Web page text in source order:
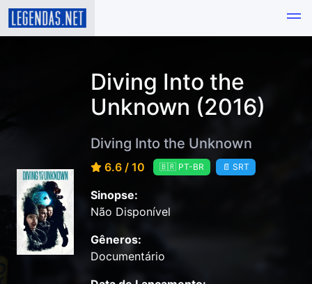
Diving Into the
Unknown (2016)
Diving Into the Unknown
6.6 / 10 🇧🇷 PT-BR 📄 SRT
Sinopse:
Não Disponível
Gêneros:
Documentário